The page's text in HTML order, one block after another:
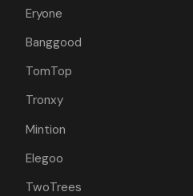
Eryone
Banggood
TomTop
Tronxy
Mintion
Elegoo
TwoTrees